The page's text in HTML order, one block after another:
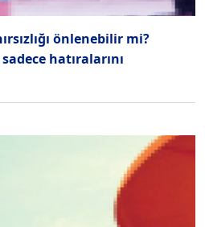
önlenebilir mi?
hatıralarını